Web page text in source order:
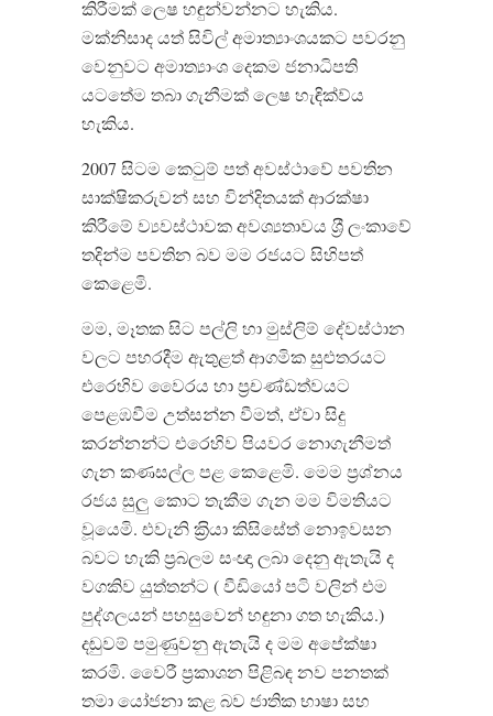
කිරීමක් ලෙෂ හඳුන්වන්නට හැකිය.
මක්නිසාද යත් සිවිල් අමාත්‍යාංශයකට පවරනු
වෙනුවට අමාත්‍යාංශ දෙකම ජනාධිපති
යටතේම තබා ගැනීමක් ලෙෂ හැඳික්ව්ය
හැකිය.
2007 සිටම කෙටුම් පත් අවස්ථාවේ පවතින
සාක්ෂිකරුවන් සහ වින්දිතයක් ආරක්ෂා
කිරීමේ ව්‍යවස්ථාවක අවශ්‍යතාවය ශ‍්‍රී ලංකාවේ
තදින්ම පවතින බව මම රජයට සිහිපත්
කෙළෙමි.
මම, මෑතක සිට පල්ලි හා මුස්ලිම් දේවස්ථාන
වලට පහරදීම ඇතුළත් ආගමික සුළුතරයට
එරෙහිව වෛරය හා ප‍්‍රචණ්ඩත්වයට
පෙළඹවීම උත්සන්න වීමත්, ඒවා සිදු
කරන්නන්ට එරෙහිව පියවර නොගැනීමත්
ගැන කණසල්ල පළ කෙළෙමි. මෙම ප‍්‍රශ්නය
රජය සුලු කොට තැකීම ගැන මම විමතියට
වූයෙමි. එවැනි ක‍්‍රියා කිසිසේත් නොඉවසන
බවට හැකි ප‍්‍රබලම සංඥා ලබා දෙනු ඇතැයි ද
වගකිව යුත්තන්ට ( වීඩියෝ පටි වලින් එම
පුද්ගලයන් පහසුවෙන් හඳුනා ගත හැකිය.)
දඬුවම් පමුණුවනු ඇතැයි ද මම අපේක්ෂා
කරමි. වෛරී ප‍්‍රකාශන පිළිබඳ නව පනතක්
තමා යෝජනා කළ බව ජාතික භාෂා සහ